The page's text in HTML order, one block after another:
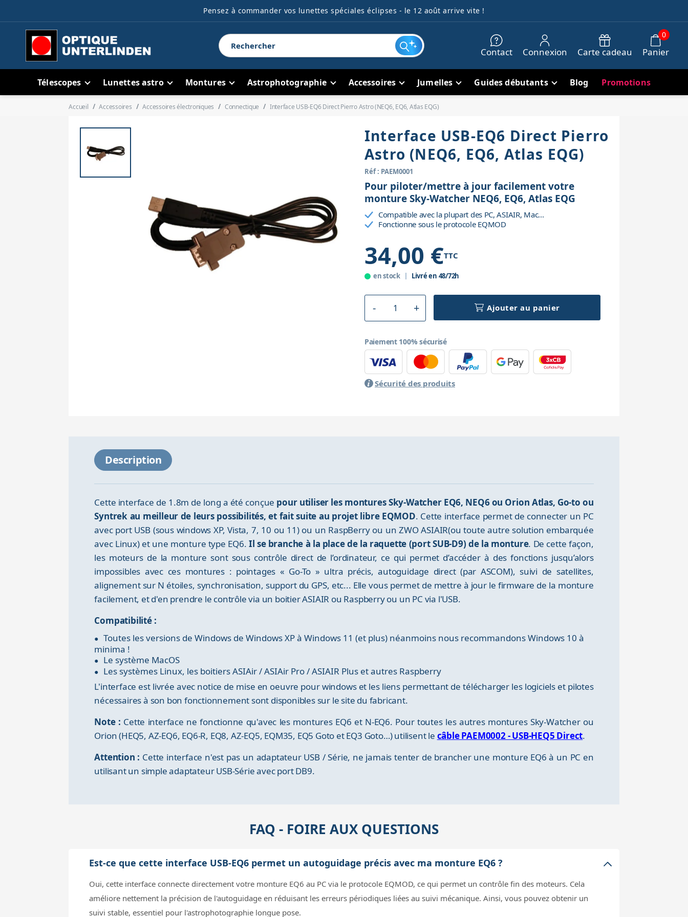
Pensez à commander vos lunettes spéciales éclipses - le 12 août arrive vite !
Contact Connexion Carte cadeau Panier
0
Télescopes Lunettes astro Montures Astrophotographie Accessoires Jumelles Guides débutants Blog Promotions
Accueil Accessoires Accessoires électroniques Connectique Interface USB-EQ6 Direct Pierro Astro (NEQ6, EQ6, Atlas EQG)
Interface USB-EQ6 Direct Pierro
Astro (NEQ6, EQ6, Atlas EQG)
Réf : PAEM0001
Pour piloter/mettre à jour facilement votre
monture Sky-Watcher NEQ6, EQ6, Atlas EQG
Compatible avec la plupart des PC, ASIAIR, Mac...
Fonctionne sous le protocole EQMOD
34,00 €TTC
en stock Livré en 48/72h
Ajouter au panier
Paiement 100% sécurisé
Sécurité des produits
Description
Cette interface de 1.8m de long a été conçue pour utiliser les montures Sky-Watcher EQ6, NEQ6 ou Orion Atlas, Go-to ou
Syntrek au meilleur de leurs possibilités, et fait suite au projet libre EQMOD. Cette interface permet de connecter un PC
avec port USB (sous windows XP, Vista, 7, 10 ou 11) ou un RaspBerry ou un ZWO ASIAIR(ou toute autre solution embarquée
avec Linux) et une monture type EQ6. Il se branche à la place de la raquette (port SUB-D9) de la monture. De cette façon,
les moteurs de la monture sont sous contrôle direct de l’ordinateur, ce qui permet d’accéder à des fonctions jusqu’alors
impossibles avec ces montures : pointages « Go-To » ultra précis, autoguidage direct (par ASCOM), suivi de satellites,
alignement sur N étoiles, synchronisation, support du GPS, etc... Elle vous permet de mettre à jour le firmware de la monture
facilement, et d'en prendre le contrôle via un boitier ASIAIR ou Raspberry ou un PC via l'USB.
Compatibilité :
Toutes les versions de Windows de Windows XP à Windows 11 (et plus) néanmoins nous recommandons Windows 10 à
minima !
Le système MacOS
Les systèmes Linux, les boitiers ASIAir / ASIAir Pro / ASIAIR Plus et autres Raspberry
L'interface est livrée avec notice de mise en oeuvre pour windows et les liens permettant de télécharger les logiciels et pilotes
nécessaires à son bon fonctionnement sont disponibles sur le site du fabricant.
Note : Cette interface ne fonctionne qu'avec les montures EQ6 et N-EQ6. Pour toutes les autres montures Sky-Watcher ou
Orion (HEQ5, AZ-EQ6, EQ6-R, EQ8, AZ-EQ5, EQM35, EQ5 Goto et EQ3 Goto…) utilisent le câble PAEM0002 - USB-HEQ5 Direct.
Attention : Cette interface n'est pas un adaptateur USB / Série, ne jamais tenter de brancher une monture EQ6 à un PC en
utilisant un simple adaptateur USB-Série avec port DB9.
FAQ - FOIRE AUX QUESTIONS
Est-ce que cette interface USB-EQ6 permet un autoguidage précis avec ma monture EQ6 ?
Oui, cette interface connecte directement votre monture EQ6 au PC via le protocole EQMOD, ce qui permet un contrôle fin des moteurs. Cela
améliore nettement la précision de l'autoguidage en réduisant les erreurs périodiques liées au suivi mécanique. Ainsi, vous pouvez obtenir un
suivi stable, essentiel pour l'astrophotographie longue pose.